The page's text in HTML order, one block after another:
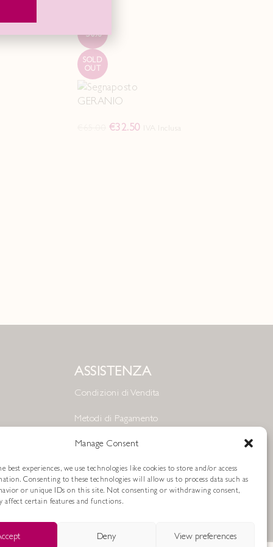
Manage Consent
best experiences, we use technologies like cookies to store and/or access
Consenting to these technologies will allow us to process data such as
or unique IDs on this site. Not consenting or withdrawing consent,
affect certain features and functions.
Deny View preferences
-50%
SOLD
OUT
GERANIO
€32.50
ASSISTENZA
Condizioni di Vendita
Metodi di Pagamento
Resi e Rimborsi
Spedizioni
Cookie Policy